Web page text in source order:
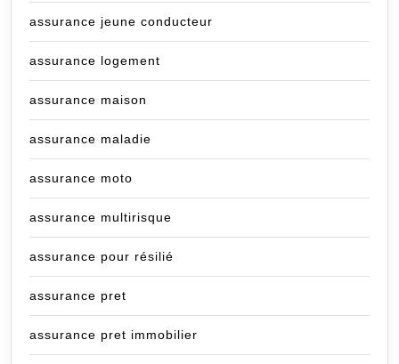
assurance jeune conducteur
assurance logement
assurance maison
assurance maladie
assurance moto
assurance multirisque
assurance pour résilié
assurance pret
assurance pret immobilier